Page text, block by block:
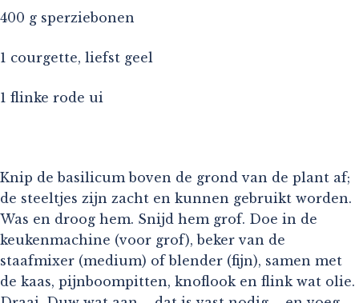
400 g sperziebonen
1 courgette, liefst geel
1 flinke rode ui
Knip de basilicum boven de grond van de plant af;
de steeltjes zijn zacht en kunnen gebruikt worden.
Was en droog hem. Snijd hem grof. Doe in de
keukenmachine (voor grof), beker van de
staafmixer (medium) of blender (fijn), samen met
de kaas, pijnboompitten, knoflook en flink wat olie.